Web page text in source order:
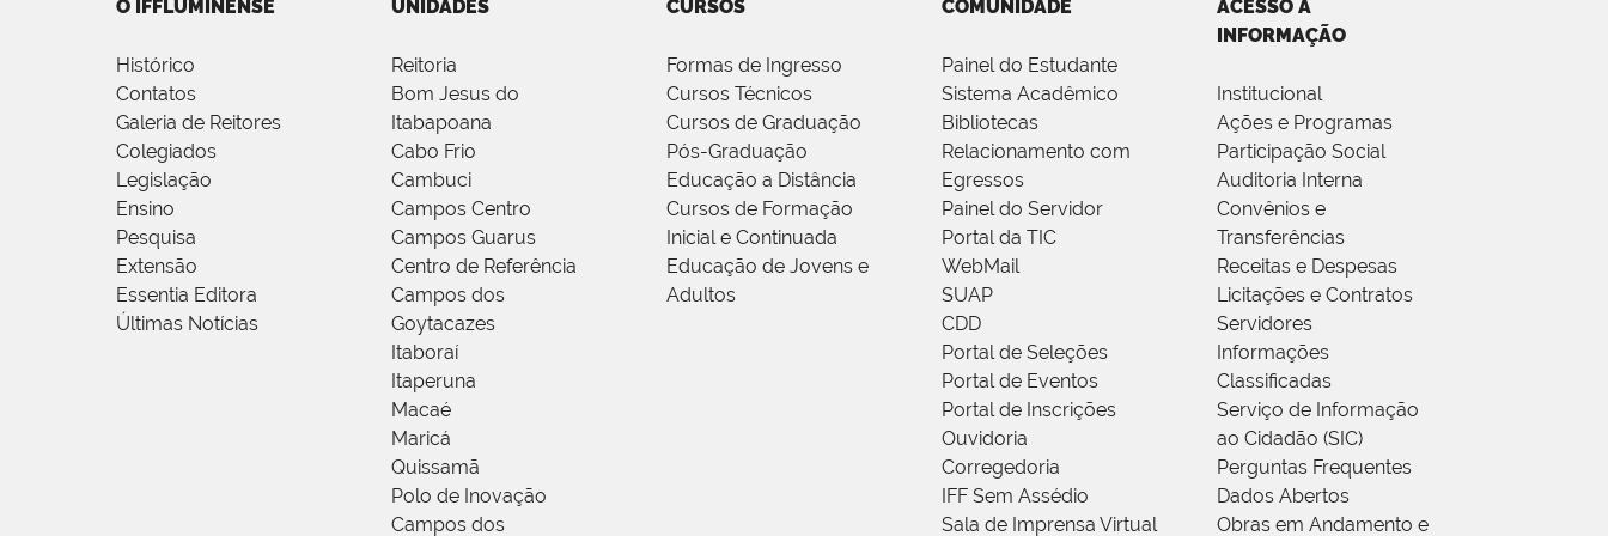
O IFFLUMINENSE
Histórico
Contatos
Galeria de Reitores
Colegiados
Legislação
Ensino
Pesquisa
Extensão
Essentia Editora
Últimas Notícias
UNIDADES
Reitoria
Bom Jesus do
Itabapoana
Cabo Frio
Cambuci
Campos Centro
Campos Guarus
Centro de Referência
Campos dos
Goytacazes
Itaboraí
Itaperuna
Macaé
Maricá
Quissamã
Polo de Inovação
Campos dos
CURSOS
Formas de Ingresso
Cursos Técnicos
Cursos de Graduação
Pós-Graduação
Educação a Distância
Cursos de Formação
Inicial e Continuada
Educação de Jovens e
Adultos
COMUNIDADE
Painel do Estudante
Sistema Acadêmico
Bibliotecas
Relacionamento com
Egressos
Painel do Servidor
Portal da TIC
WebMail
SUAP
CDD
Portal de Seleções
Portal de Eventos
Portal de Inscrições
Ouvidoria
Corregedoria
IFF Sem Assédio
Sala de Imprensa Virtual
ACESSO À
INFORMAÇÃO
Institucional
Ações e Programas
Participação Social
Auditoria Interna
Convênios e
Transferências
Receitas e Despesas
Licitações e Contratos
Servidores
Informações
Classificadas
Serviço de Informação
ao Cidadão (SIC)
Perguntas Frequentes
Dados Abertos
Obras em Andamento e